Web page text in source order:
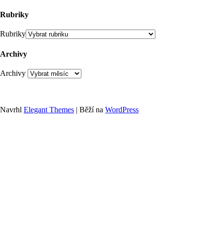
Rubriky
Rubriky
Archivy
Archivy
Navrhl Elegant Themes | Běží na WordPress